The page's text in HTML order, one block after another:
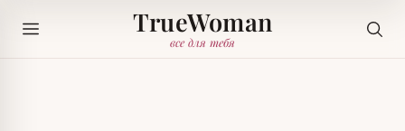
TrueWoman
все для тебя